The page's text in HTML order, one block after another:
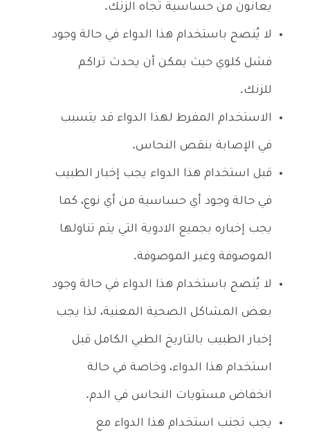
يعانون من حساسية تجاه الزنك.
لا يُنصح باستخدام هذا الدواء في حالة وجود
فشل كلوي حيث يمكن أن يحدث تراكم
للزنك.
الاستخدام المفرط لهذا الدواء قد يتسبب
في الإصابة بنقص النحاس.
قبل استخدام هذا الدواء يجب إخبار الطبيب
في حالة وجود أي حساسية من أي نوع، كما
يجب إخباره بجميع الادوية التي يتم تناولها
الموصوفة وغير الموصوفة.
لا يُنصح باستخدام هذا الدواء في حالة وجود
بعض المشاكل الصحية المعنية، لذا يجب
إخبار الطبيب بالتاريخ الطبي الكامل قبل
استخدام هذا الدواء، وخاصة في حالة
انخفاض مستويات النحاس في الدم.
يجب تجنب استخدام هذا الدواء مع